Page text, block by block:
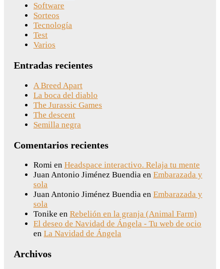
Software
Sorteos
Tecnología
Test
Varios
Entradas recientes
A Breed Apart
La boca del diablo
The Jurassic Games
The descent
Semilla negra
Comentarios recientes
Romi en Headspace interactivo. Relaja tu mente
Juan Antonio Jiménez Buendia en Embarazada y
sola
Juan Antonio Jiménez Buendia en Embarazada y
sola
Tonike en Rebelión en la granja (Animal Farm)
El deseo de Navidad de Ángela - Tu web de ocio
en La Navidad de Ángela
Archivos